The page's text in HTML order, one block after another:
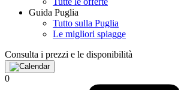
Guida Puglia
Tutto sulla Puglia
Le migliori spiagge
Consulta i prezzi e le disponibilità
0